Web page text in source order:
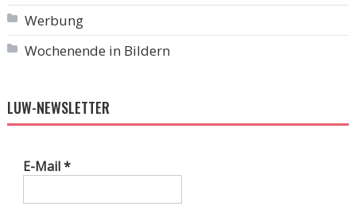
Werbung
Wochenende in Bildern
LUW-NEWSLETTER
E-Mail*